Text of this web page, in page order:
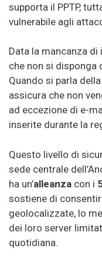
supporta il PPTP,
vulnerabile agli
Data la mancanza
che non si disponga
Quando si parla
assicura che non
ad eccezione di e-
inserite durante la
Questo livello di
sede centrale
ha un’alleanza con i
sostiene di
geolocalizzate, lo
dei loro server
quotidiana.